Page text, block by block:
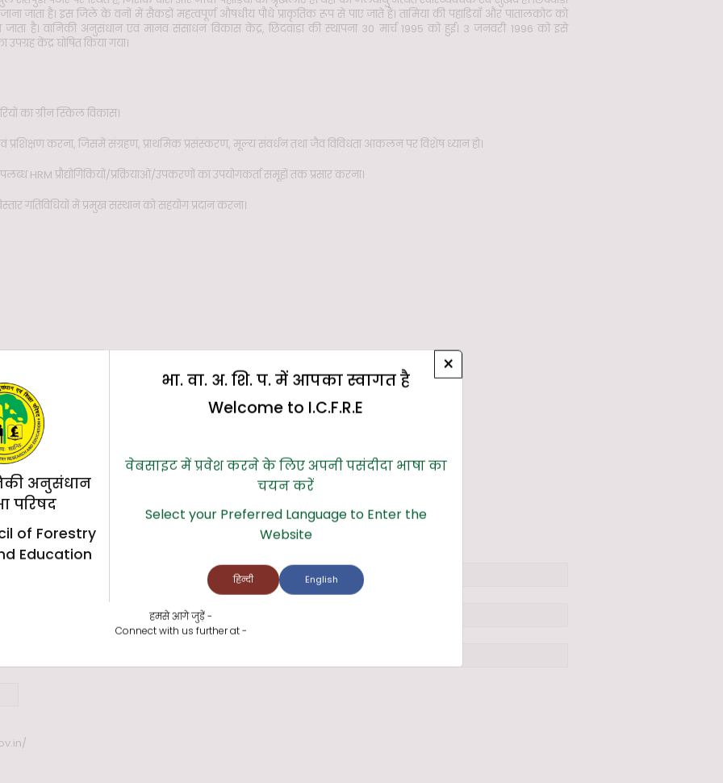
जाता है। इस जिले के वनों में सैकड़ों महत्वपूर्ण औषधीय पौधे प्राकृतिक रूप से पाए जाते हैं। तामिया की पहाड़ियाँ और पातालकोट को
है। वानिकी अनुसंधान एवं मानव संसाधन विकास केंद्र, छिंदवाड़ा की स्थापना 30 मार्च 1995 को हुई। 3 जनवरी 1996 को इसे
केंद्र घोषित किया गया।
का ग्रीन स्किल विकास।
करना, जिसमें संग्रहण, प्राथमिक प्रसंस्करण, मूल्य संवर्धन तथा जैव विविधता आकलन पर विशेष ध्यान हो।
HRM प्रौद्योगिकियों/प्रक्रियाओं/उपकरणों का उपयोगकर्ता समूहों तक प्रसार करना।
गतिविधियों में प्रमुख संस्थान को सहयोग प्रदान करना।
का उत्पादन, जिससे वन उत्पादकता में सुधार हो
पर क्लिक करें)
×
अनुसंधान
परिषद
of Forestry
Education
भा. वा. अ. शि. प. में आपका स्वागत है
Welcome to I.C.F.R.E
वेबसाइट में प्रवेश करने के लिए अपनी पसंदीदा भाषा का
चयन करें
Select your Preferred Language to Enter the
Website
हिन्दी English
हमसे आगे जुड़ें -
Connect with us further at -